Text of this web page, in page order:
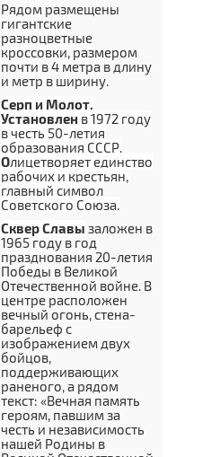
Рядом размещены
гигантские
разноцветные
кроссовки, размером
почти в 4 метра в длину
и метр в ширину.
Серп и Молот.
Установлен в 1972 году
в честь 50-летия
образования СССР.
Олицетворяет единство
рабочих и крестьян,
главный символ
Советского Союза.
Сквер Славы заложен в
1965 году в год
празднования 20-летия
Победы в Великой
Отечественной войне. В
центре расположен
вечный огонь, стена-
барельеф с
изображением двух
бойцов,
поддерживающих
раненого, а рядом
текст: «Вечная память
героям, павшим за
честь и независимость
нашей Родины в